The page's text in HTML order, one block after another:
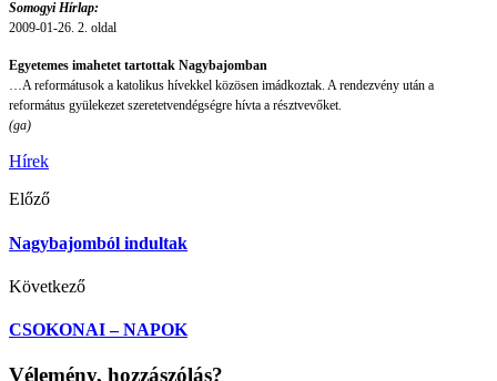
Somogyi Hírlap:
2009-01-26. 2. oldal
Egyetemes imahetet tartottak Nagybajomban
…A reformátusok a katolikus hívekkel közösen imádkoztak. A rendezvény után a
református gyülekezet szeretetvendégségre hívta a résztvevőket.
(ga)
Hírek
Előző
Nagybajomból indultak
Következő
CSOKONAI – NAPOK
Vélemény, hozzászólás?